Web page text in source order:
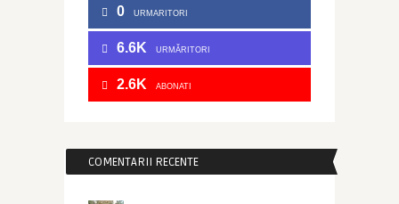
0 URMARITORI
6.6K URMĂRITORI
2.6K ABONATI
COMENTARII RECENTE